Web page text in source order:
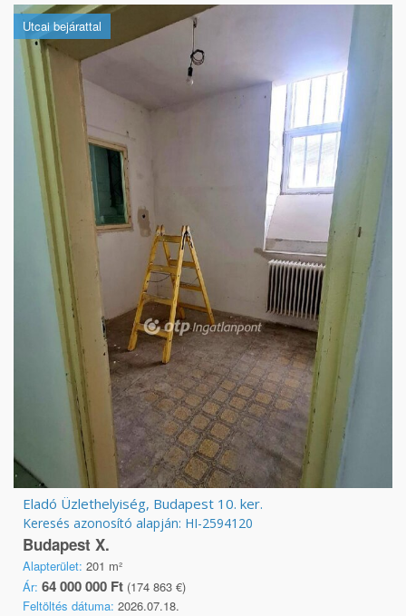
Utcai bejárattal
Eladó Üzlethelyiség, Budapest 10. ker.
Keresés azonosító alapján: HI-2594120
Budapest X.
Alapterület: 201 m²
Ár: 64 000 000 Ft (174 863 €)
Feltöltés dátuma: 2026.07.18.